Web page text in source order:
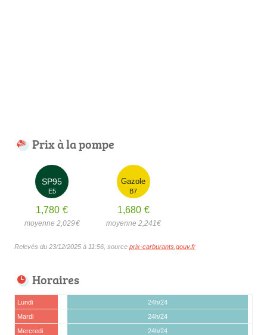
Prix à la pompe
SP95
E5
1,780 €
moyenne 2,029€
Gazole
B7
1,680 €
moyenne 2,241€
Relevés du 23/12/2025 à 11:56, source prix-carburants.gouv.fr
Horaires
Lundi
24h/24
Mardi
24h/24
Mercredi
24h/24